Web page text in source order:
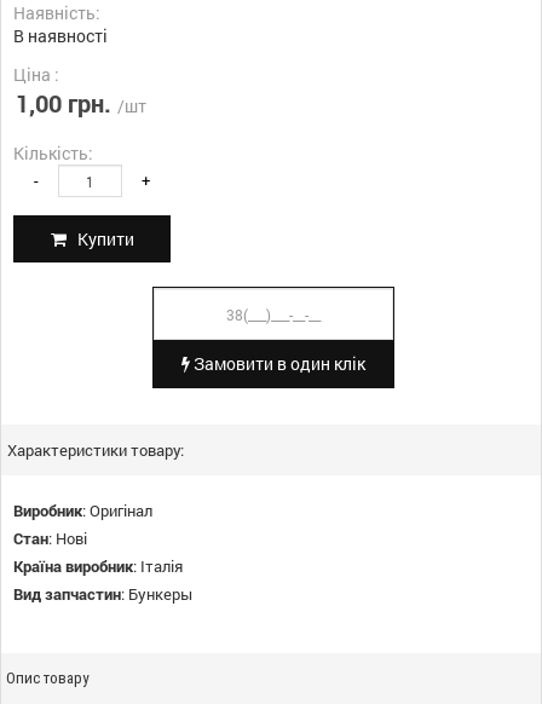
Наявність:
В наявності
Ціна :
1,00 грн. /шт
Кількість:
- +
Купити
Замовити в один клік
Характеристики товару:
Виробник:Оригінал
Стан: Нові
Країна виробник: Італія
Вид запчастин: Бункеры
Опис товару